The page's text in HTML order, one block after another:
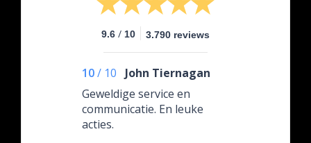
9.6 / 10 3.790 reviews
10/ 10
John Tiernagan
Geweldige service en
communicatie. En leuke
acties.